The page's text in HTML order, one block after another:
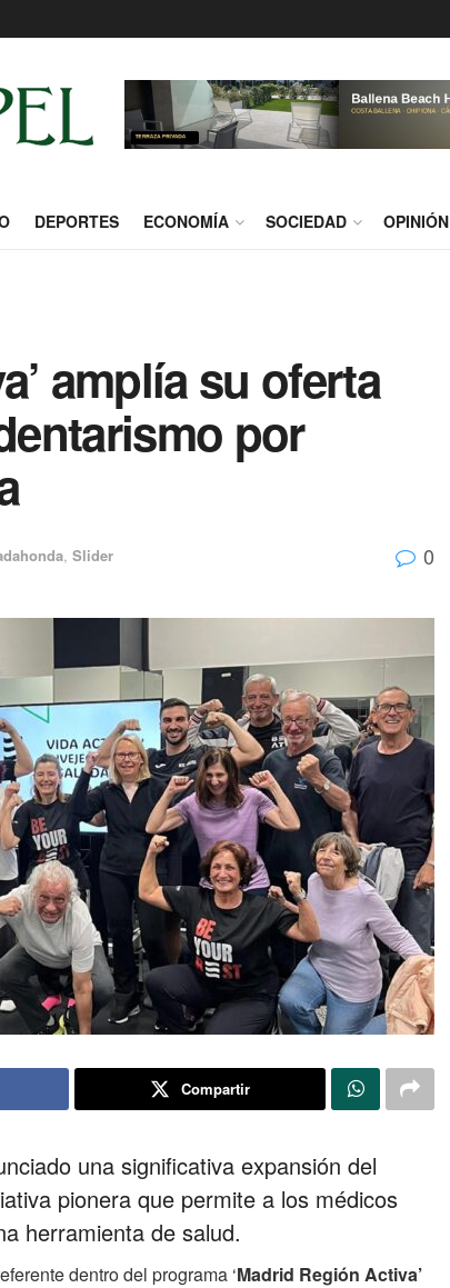
DEPORTES ECONOMÍA SOCIEDAD OPINIÓN
amplía su oferta
por
, Slider 0
Compartir
una significativa expansión del
pionera que permite a los médicos
herramienta de salud.
dentro del programa ‘Madrid Región Activa’